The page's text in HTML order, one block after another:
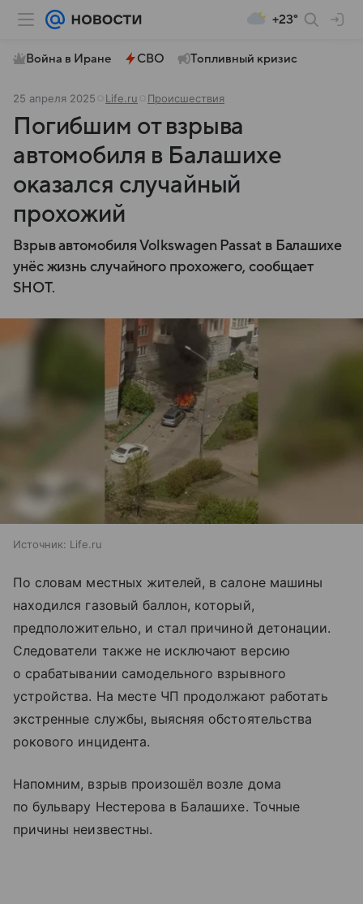
+23°
Война в Иране СВО Топливный кризис
25 апреля 2025 Life.ru Происшествия
Погибшим от взрыва
автомобиля в Балашихе
оказался случайный
прохожий
Взрыв автомобиля Volkswagen Passat в Балашихе
унёс жизнь случайного прохожего, сообщает
SHOT.
Источник: Life.ru
По словам местных жителей, в салоне машины
находился газовый баллон, который,
предположительно, и стал причиной детонации.
Следователи также не исключают версию
о срабатывании самодельного взрывного
устройства. На месте ЧП продолжают работать
экстренные службы, выясняя обстоятельства
рокового инцидента.
Напомним, взрыв произошёл возле дома
по бульвару Нестерова в Балашихе. Точные
причины неизвестны.